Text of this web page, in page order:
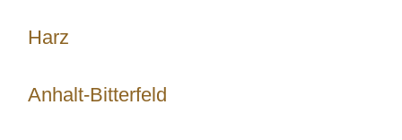
Harz
Anhalt-Bitterfeld